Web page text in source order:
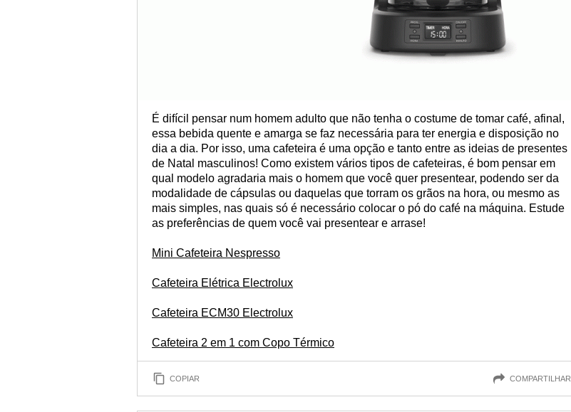
É difícil pensar num homem adulto que não tenha o costume de tomar café, afinal,
essa bebida quente e amarga se faz necessária para ter energia e disposição no
dia a dia. Por isso, uma cafeteira é uma opção e tanto entre as ideias de presentes
de Natal masculinos! Como existem vários tipos de cafeteiras, é bom pensar em
qual modelo agradaria mais o homem que você quer presentear, podendo ser da
modalidade de cápsulas ou daquelas que torram os grãos na hora, ou mesmo as
mais simples, nas quais só é necessário colocar o pó do café na máquina. Estude
as preferências de quem você vai presentear e arrase!
Mini Cafeteira Nespresso
Cafeteira Elétrica Electrolux
Cafeteira ECM30 Electrolux
Cafeteira 2 em 1 com Copo Térmico
COPIAR COMPARTILHAR